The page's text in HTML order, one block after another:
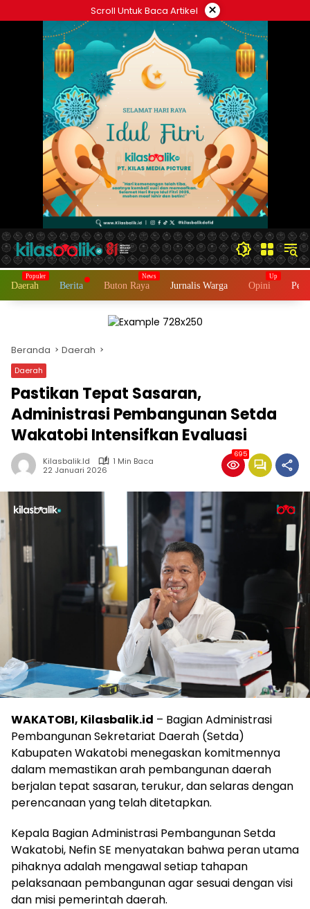
ke
Scroll Untuk Baca Artikel ×
Daerah Berita Buton Raya Jurnalis Warga Opini
Beranda Daerah
Daerah
Pastikan Tepat Sasaran,
Administrasi Pembangunan Setda
Wakatobi Intensifkan Evaluasi
Kilasbalik.id
1 Min Baca
22 Januari 2026
695
WAKATOBI, Kilasbalik.id – Bagian Administrasi
Pembangunan Sekretariat Daerah (Setda)
Kabupaten Wakatobi menegaskan komitmennya
dalam memastikan arah pembangunan daerah
berjalan tepat sasaran, terukur, dan selaras dengan
perencanaan yang telah ditetapkan.
Kepala Bagian Administrasi Pembangunan Setda
Wakatobi, Nefin SE menyatakan bahwa peran utama
pihaknya adalah mengawal setiap tahapan
pelaksanaan pembangunan agar sesuai dengan visi
dan misi pemerintah daerah.